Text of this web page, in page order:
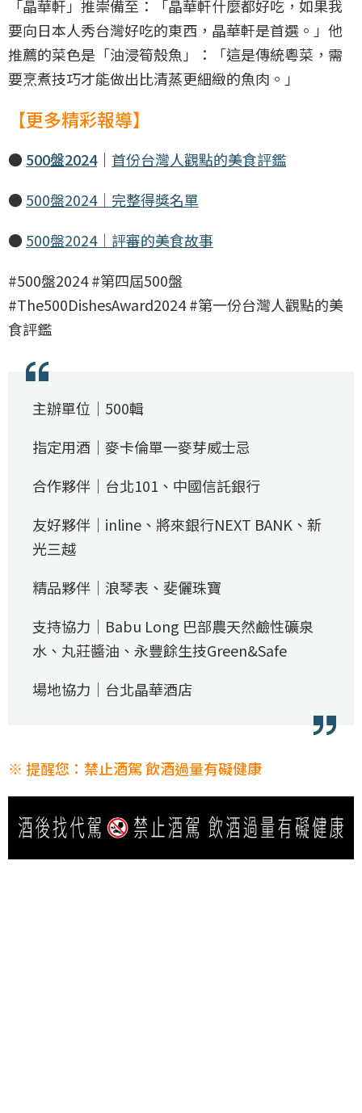
「晶華軒」推崇備至：「晶華軒什麼都好吃，如果我
要向日本人秀台灣好吃的東西，晶華軒是首選。」他
推薦的菜色是「油浸筍殼魚」：「這是傳統粵菜，需
要烹煮技巧才能做出比清蒸更細緻的魚肉。」
【更多精彩報導】
● 500盤2024｜ 首份台灣人觀點的美食評鑑
● 500盤2024｜完整得獎名單
● 500盤2024｜評審的美食故事
#500盤2024 #第四屆500盤
#The500DishesAward2024 #第一份台灣人觀點的美
食評鑑
主辦單位｜500輯
指定用酒｜麥卡倫單一麥芽威士忌
合作夥伴｜台北101、中國信託銀行
友好夥伴｜inline、將來銀行NEXT BANK、新
光三越
精品夥伴｜浪琴表、斐儷珠寶
支持協力｜Babu Long 巴部農天然鹼性礦泉
水、丸莊醬油、永豐餘生技Green&Safe
場地協力｜台北晶華酒店
※ 提醒您：禁止酒駕 飲酒過量有礙健康